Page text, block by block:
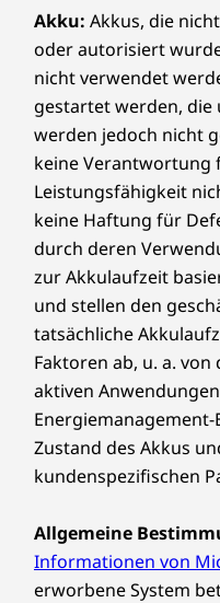
aufnimmt und
Verabschieden Sie
freuen Sie sich auf
mit der
Technik von
Personalisierte
Steuerung
Lenovo Vantage
McAfee
®LiveSafe™
Microsoft 365
Lieferumfang
Lenovo IdeaCentre AIO
Quick Start-Handbuch
Netzkabel (90 W/135
Vollständige
Referenz für
technische Daten,
Englisch)
Akku: Akkus, die
oder autorisiert
nicht verwendet
gestartet werden,
werden jedoch nicht
keine Verantwortung
Leistungsfähigkeit
keine Haftung für
durch deren
zur Akkulaufzeit
und stellen den
tatsächliche
Faktoren ab, u. a.
aktiven
Zustand des Akkus
kundenspezifischen
Allgemeine
Informationen von
erworbene System